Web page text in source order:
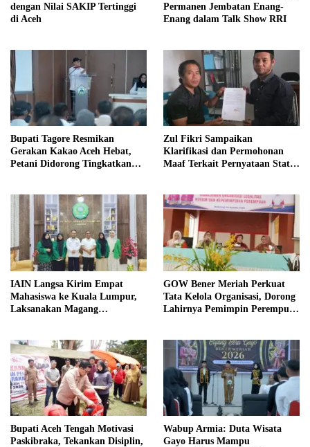
dengan Nilai SAKIP Tertinggi
di Aceh
Permanen Jembatan Enang-
Enang dalam Talk Show RRI
Bupati Tagore Resmikan
Gerakan Kakao Aceh Hebat,
Petani Didorong Tingkatkan
Zul Fikri Sampaikan
Klarifikasi dan Permohonan
Maaf Terkait Pernyataan Status
IAIN Langsa Kirim Empat
Mahasiswa ke Kuala Lumpur,
Laksanakan Magang
GOW Bener Meriah Perkuat
Tata Kelola Organisasi, Dorong
Lahirnya Pemimpin Perempuan
Bupati Aceh Tengah Motivasi
Paskibraka, Tekankan Disiplin,
Wabup Armia: Duta Wisata
Gayo Harus Mampu